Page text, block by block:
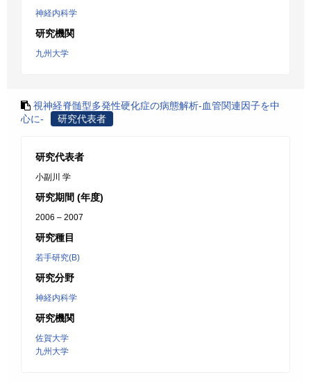
神経内科学
研究機関
九州大学
視神経脊髄型多発性硬化症の病態解析-血管関連因子を中
心に-
研究代表者
研究代表者
小副川 学
研究期間 (年度)
2006 – 2007
研究種目
若手研究(B)
研究分野
神経内科学
研究機関
佐賀大学
九州大学